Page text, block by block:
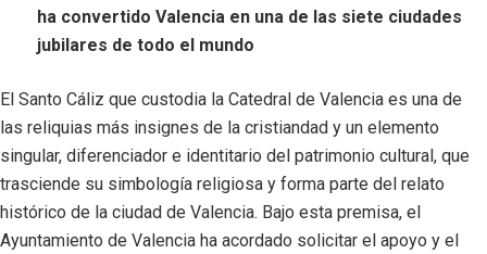
ha convertido Valencia en una de las siete ciudades
jubilares de todo el mundo
El Santo Cáliz que custodia la Catedral de Valencia es una de
las reliquias más insignes de la cristiandad y un elemento
singular, diferenciador e identitario del patrimonio cultural, que
trasciende su simbología religiosa y forma parte del relato
histórico de la ciudad de Valencia. Bajo esta premisa, el
Ayuntamiento de Valencia ha acordado solicitar el apoyo y el